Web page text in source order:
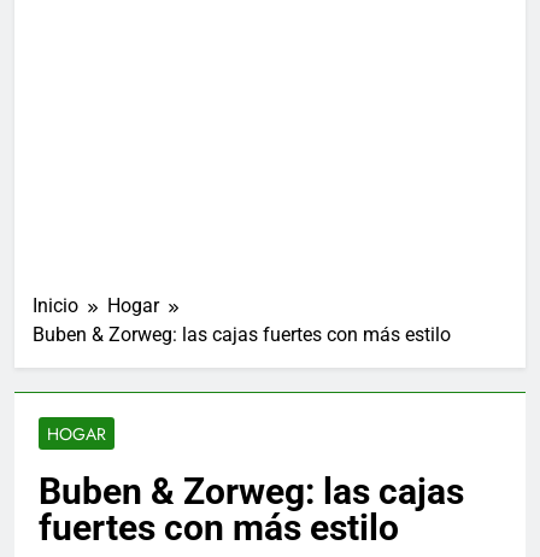
Inicio
Hogar
Buben & Zorweg: las cajas fuertes con más estilo
HOGAR
Buben & Zorweg: las cajas
fuertes con más estilo